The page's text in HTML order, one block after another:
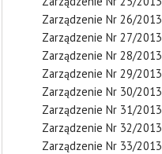
Zarządzenie Nr 26/2013
Zarządzenie Nr 27/2013
Zarządzenie Nr 28/2013
Zarządzenie Nr 29/2013
Zarządzenie Nr 30/2013
Zarządzenie Nr 31/2013
Zarządzenie Nr 32/2013
Zarządzenie Nr 33/2013